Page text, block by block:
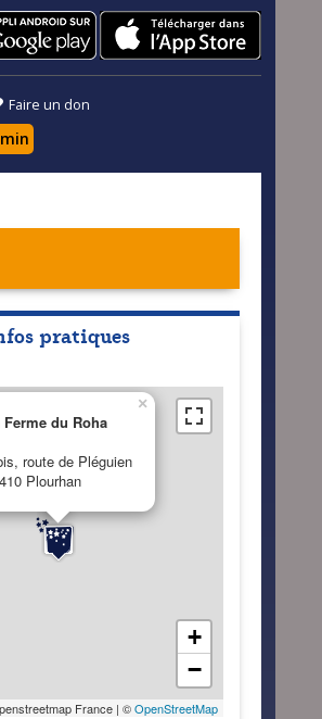
Faire un don
pratiques
Ferme du Roha
route de Pléguien
Plourhan
×
+
−
France | ©OpenStreetMap